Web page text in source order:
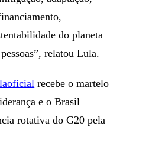
do planeta
relatou Lula.
recebe o martelo
e o Brasil
rotativa do G20 pela